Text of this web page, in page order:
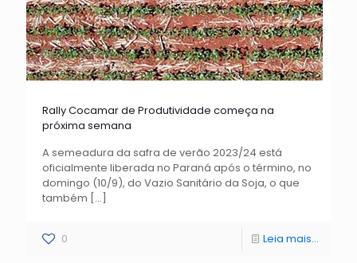
Rally Cocamar de Produtividade começa na
próxima semana
A semeadura da safra de verão 2023/24 está
oficialmente liberada no Paraná após o término, no
domingo (10/9), do Vazio Sanitário da Soja, o que
também […]
0 Leia mais...